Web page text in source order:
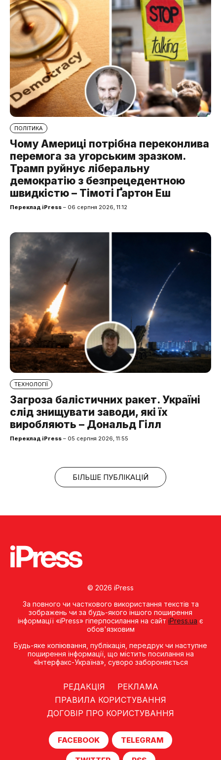
ПОЛІТИКА
Чому Америці потрібна переконлива
перемога за угорським зразком.
Трамп руйнує ліберальну
демократію з безпрецедентною
швидкістю – Тімоті Ґартон Еш
Переклад iPress – 06 серпня 2026, 11:12
ТЕХНОЛОГІЇ
Загроза балістичних ракет. Україні
слід знищувати заводи, які їх
виробляють – Дональд Гілл
Переклад iPress – 05 серпня 2026, 11:55
БІЛЬШЕ ПУБЛІКАЦІЙ
© 2026 iPress
За повного чи часткового використання текстів та
зображень чи за будь-якого іншого поширення
інформації «iPress» гіперпосилання на сайт iPress.ua є
обов'язковим
Будь-яке копiювання, публiкацiя, передрук чи наступне
поширення iнформацiї, що мiстить посилання на
«Iнтерфакс-Україна», суворо забороняється
РЕДАКЦІЯ
РЕКЛАМА
ПРАВИЛА КОРИСТУВАННЯ
ДОГОВІР ПРО КОРИСТУВАННЯ
FACEBOOK TELEGRAM